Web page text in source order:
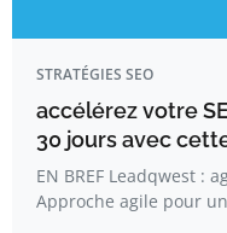
STRATÉGIES SEO
accélérez votre
30 jours avec
EN BREF Leadqwest :
Approche agile pour